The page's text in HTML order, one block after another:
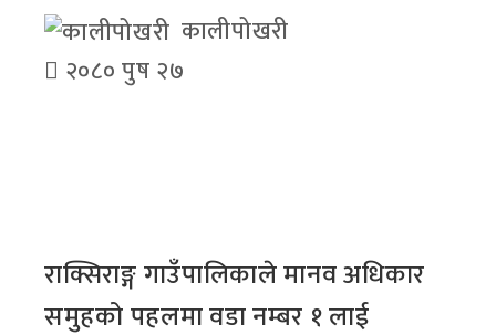
कालीपोखरी
२०८० पुष २७
राक्सिराङ्ग गाउँपालिकाले मानव अधिकार
समुहको पहलमा वडा नम्बर १ लाई